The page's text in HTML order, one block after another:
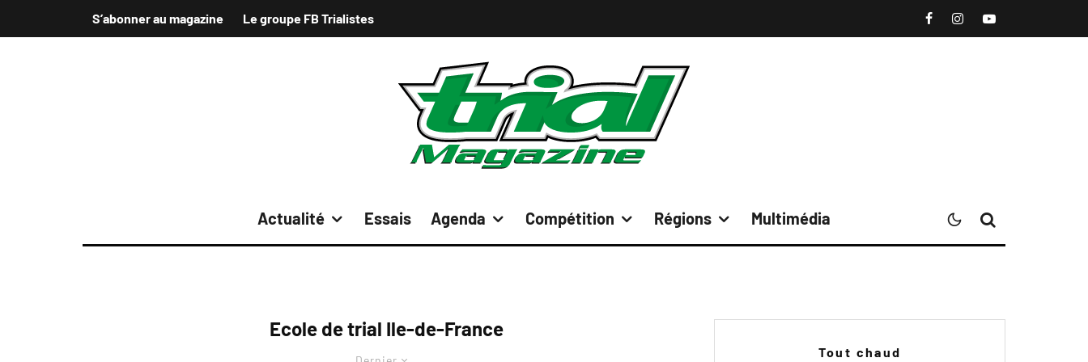
S’abonner au magazine Le groupe FB Trialistes
Actualité Essais Agenda Compétition Régions Multimédia
Ecole de trial Ile-de-France
Tout chaud